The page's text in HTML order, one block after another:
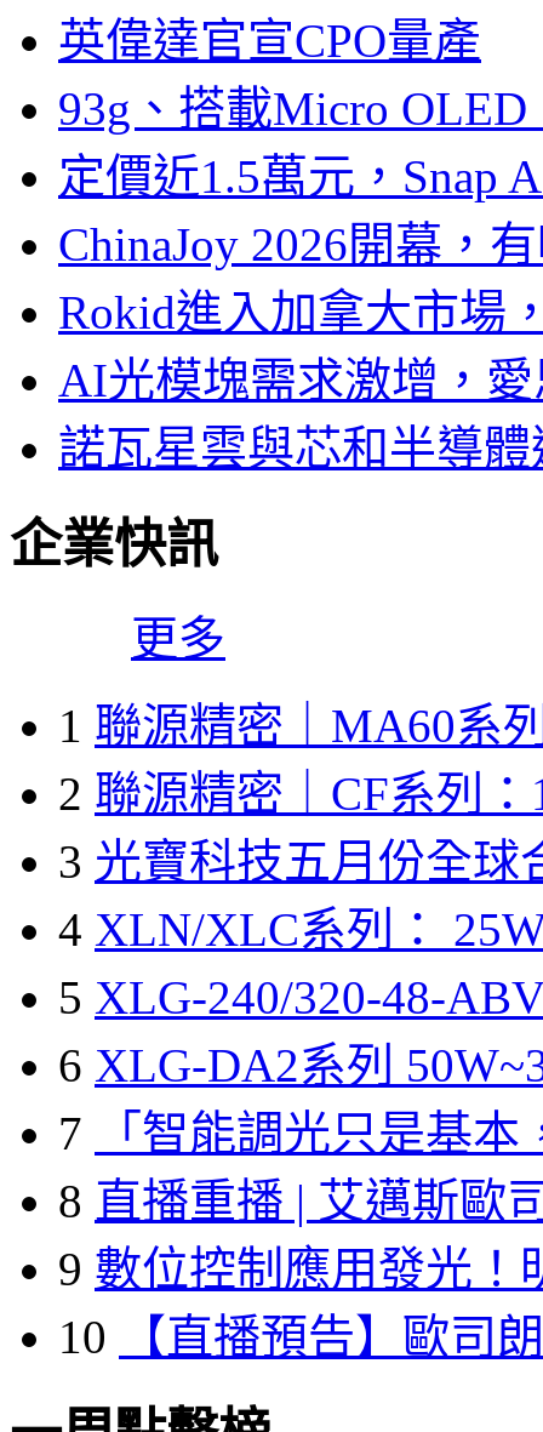
英偉達官宣CPO量產
93g、搭載Micro
定價近1.5萬元，Snap
ChinaJoy 2026開幕，
Rokid進入加拿大市場
AI光模塊需求激增，
諾瓦星雲與芯和半導
企業快訊
更多
1 聯源精密｜MA60系
2 聯源精密｜CF系列：
3 光寶科技五月份全球
4 XLN/XLC系列：
5 XLG-240/320-48-
6 XLG-DA2系列
7
「智能調光只是基本
8 直播重播 | 艾邁斯歐
9 數位控制應用發光！
10
【直播預告】歐司